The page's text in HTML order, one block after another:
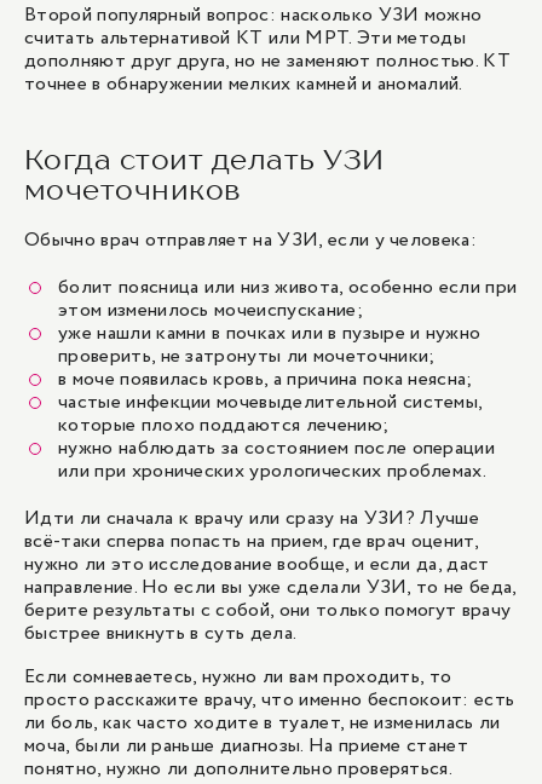
Второй популярный вопрос: насколько УЗИ можно
считать альтернативой КТ или МРТ. Эти методы
дополняют друг друга, но не заменяют полностью. КТ
точнее в обнаружении мелких камней и аномалий.
Когда стоит делать УЗИ
мочеточников
Обычно врач отправляет на УЗИ, если у человека:
болит поясница или низ живота, особенно если при
этом изменилось мочеиспускание;
уже нашли камни в почках или в пузыре и нужно
проверить, не затронуты ли мочеточники;
в моче появилась кровь, а причина пока неясна;
частые инфекции мочевыделительной системы,
которые плохо поддаются лечению;
нужно наблюдать за состоянием после операции
или при хронических урологических проблемах.
Идти ли сначала к врачу или сразу на УЗИ? Лучше
всё-таки сперва попасть на прием, где врач оценит,
нужно ли это исследование вообще, и если да, даст
направление. Но если вы уже сделали УЗИ, то не беда,
берите результаты с собой, они только помогут врачу
быстрее вникнуть в суть дела.
Если сомневаетесь, нужно ли вам проходить, то
просто расскажите врачу, что именно беспокоит: есть
ли боль, как часто ходите в туалет, не изменилась ли
моча, были ли раньше диагнозы. На приеме станет
понятно, нужно ли дополнительно проверяться.